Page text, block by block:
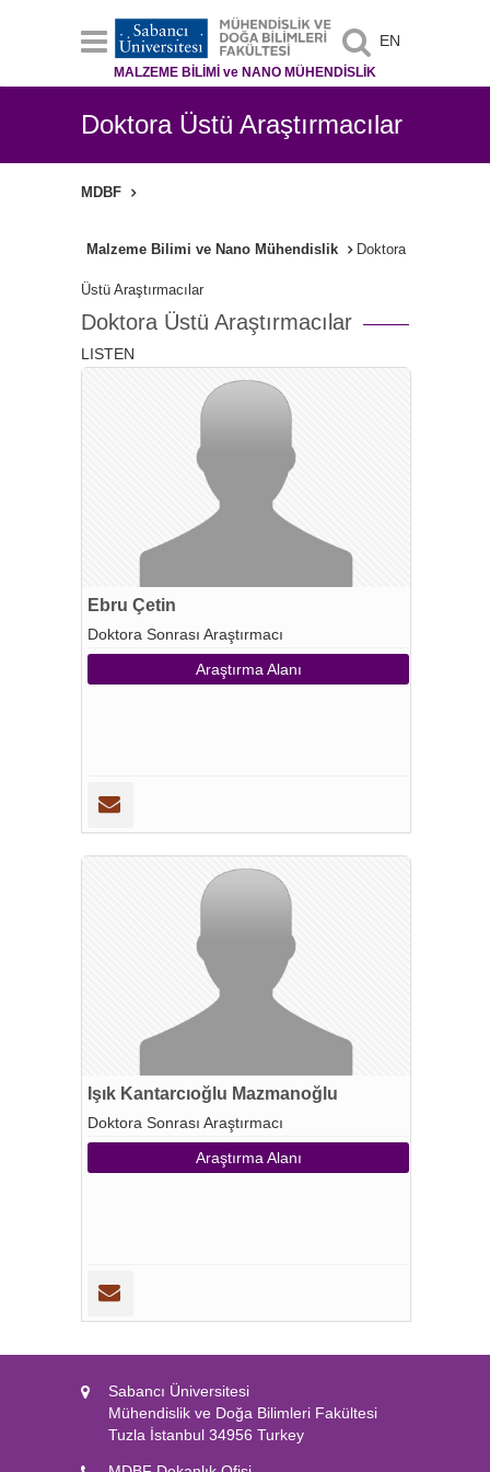
EN
MALZEME BİLİMİ ve NANO MÜHENDİSLİK
Doktora Üstü Araştırmacılar
MDBF
Malzeme Bilimi ve Nano Mühendislik Doktora
Üstü Araştırmacılar
Doktora Üstü Araştırmacılar
LISTEN
Ebru Çetin
Doktora Sonrası Araştırmacı
Araştırma Alanı
Işık Kantarcıoğlu Mazmanoğlu
Doktora Sonrası Araştırmacı
Araştırma Alanı
Sabancı Üniversitesi
Mühendislik ve Doğa Bilimleri Fakültesi
Tuzla İstanbul 34956 Turkey